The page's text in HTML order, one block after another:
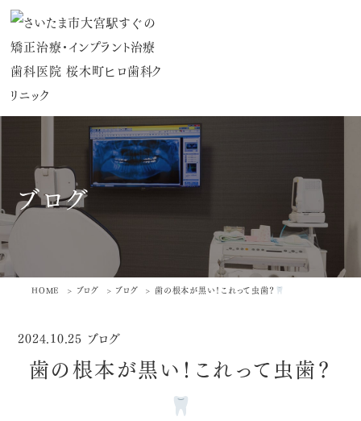
ブログ
HOME ブログ ブログ 歯の根本が黒い！これって虫歯？
2024.10.25 ブログ
歯の根本が黒い！これって虫歯？